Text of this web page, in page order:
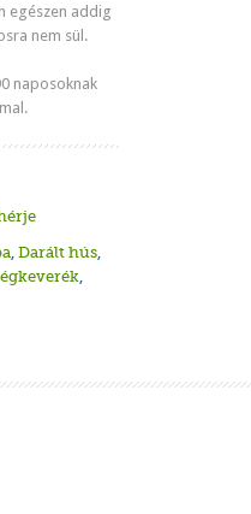
egészen addig
nem sül.
naposoknak
, Darált hús,
,